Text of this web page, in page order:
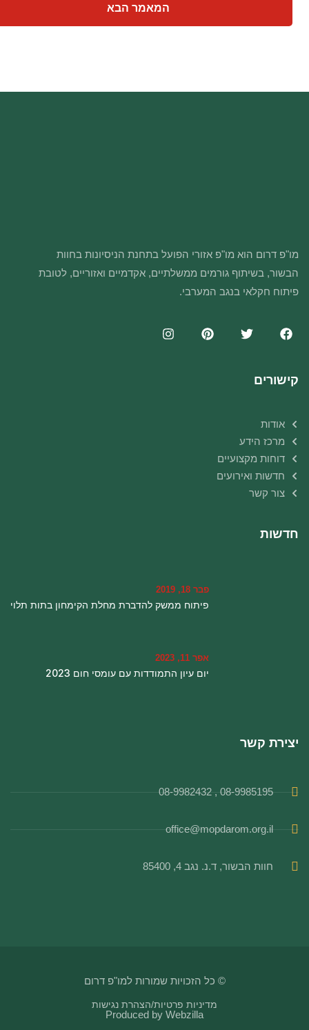
המאמר הבא
מו"פ דרום הוא מו"פ אזורי הפועל בתחנת הניסיונות בחוות
הבשור, בשיתוף גורמים ממשלתיים, אקדמיים ואזוריים, לטובת
פיתוח חקלאי בנגב המערבי.
קישורים
אודות
מרכז הידע
דוחות מקצועיים
חדשות ואירועים
צור קשר
חדשות
פבר 18, 2019
פיתוח ממשק להדברת מחלת הקימחון בתות תלוי
אפר 11, 2023
יום עיון התמודדות עם עומסי חום 2023
יצירת קשר
08-9985195 , 08-9982432
office@mopdarom.org.il
חוות הבשור, ד.נ. נגב 4, 85400
© כל הזכויות שמורות למו"פ דרום
מדיניות פרטיות/הצהרת נגישות
Produced by Webzilla